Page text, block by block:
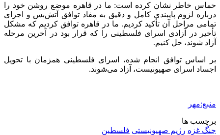
حماس خاطر نشان کرده است: ما در قاهره موضع روشن خود را
درباره لزوم پایبندی کامل و دقیق به مفاد توافق آتش‌بس و اجرای
تمامی مراحل آن تأکید کردیم. ما در قاهره توافق کردیم که مشکل
تأخیر در آزادی اسرای فلسطینی را که قرار بود در آخرین مرحله
آزاد شوند، حل کنیم.
بر اساس توافق انجام شده، اسرای فلسطینی همزمان با تحویل
اجساد اسرای صهیونیست، آزاد می‌شوند.
منبع:مهر
برچسب ها
جنگ غزه رژیم صهیونیستی فلسطین